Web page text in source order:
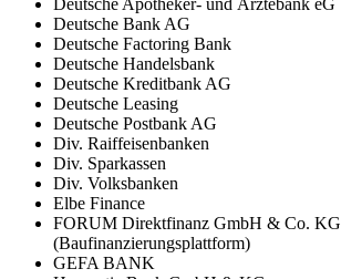
Deutsche Apotheker- und Ärztebank eG
Deutsche Bank AG
Deutsche Factoring Bank
Deutsche Handelsbank
Deutsche Kreditbank AG
Deutsche Leasing
Deutsche Postbank AG
Div. Raiffeisenbanken
Div. Sparkassen
Div. Volksbanken
Elbe Finance
FORUM Direktfinanz GmbH & Co. KG
(Baufinanzierungsplattform)
GEFA BANK